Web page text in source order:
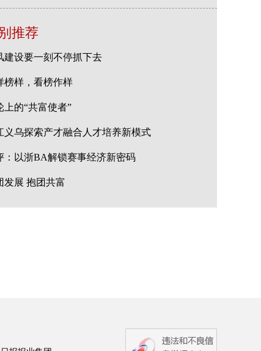
推荐
建设要一刻不停抓下去
榜样，看榜作样
上的“共富使者”
义乌探索产才融合人才培养新模式
：以浙BA解锁赛事经济新密码
发展 抱团共富